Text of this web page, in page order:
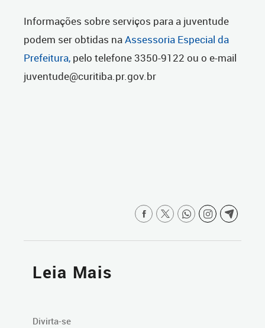
Informações sobre serviços para a juventude
podem ser obtidas naAssessoria Especial da
Prefeitura, pelo telefone 3350-9122 ou o e-mail
juventude@curitiba.pr.gov.br
Leia Mais
Divirta-se